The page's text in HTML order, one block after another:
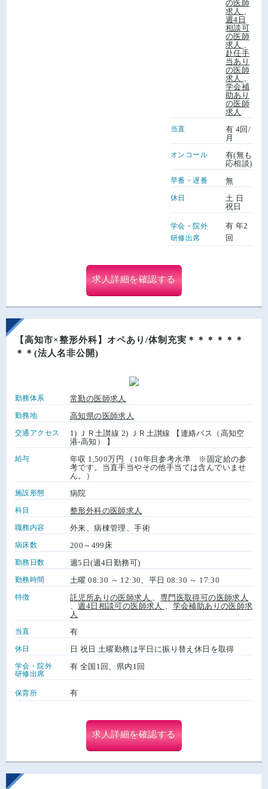
の医師
求人
週4日
相談可
の医師
求人
赴任手
当あり
の医師
求人
学会補
助あり
の医師
求人
当直
有 4回/
月
オンコール
有(無も
応相談)
早番・遅番 無
休日
土 日
祝日
学会・院外
研修出席
有 年2
回
求人詳細を確認する
【高知市×整形外科】オペあり/体制充実＊＊＊＊＊＊
＊＊(法人名非公開)
勤務体系 常勤の医師求人
勤務地 高知県の医師求人
交通アクセス
1) ＪＲ土讃線 2) ＪＲ土讃線 【連絡バス（高知空
港-高知） 】
給与
年収 1,500万円 （10年目参考水準 ※固定給の参
考です。当直手当やその他手当ては含んでいませ
ん。）
施設形態 病院
科目 整形外科の医師求人
職務内容 外来、病棟管理、手術
病床数 200～499床
勤務日数 週5日(週4日勤務可)
勤務時間 土曜 08:30 ～ 12:30、平日 08:30 ～ 17:30
特徴 託児所ありの医師求人
専門医取得可の医師求人
、週4日相談可の医師求人
学会補助ありの医師求
人
当直 有
休日 日 祝日 土曜勤務は平日に振り替え休日を取得
学会・院外
研修出席
有 全国1回、県内1回
保育所 有
求人詳細を確認する